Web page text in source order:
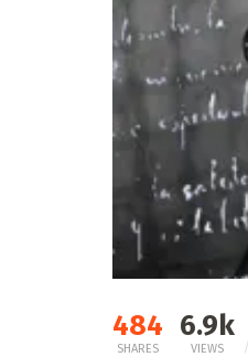
484
SHARES
6.9k
VIEWS